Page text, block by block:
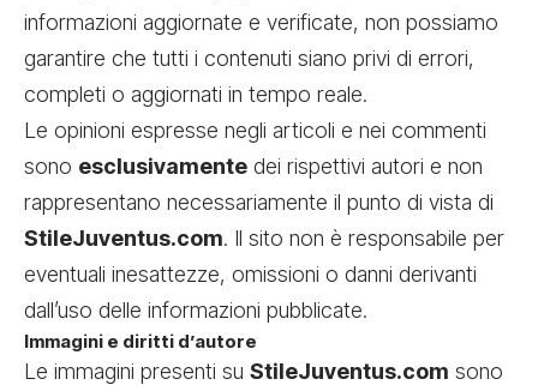
informazioni aggiornate e verificate, non possiamo
garantire che tutti i contenuti siano privi di errori,
completi o aggiornati in tempo reale.
Le opinioni espresse negli articoli e nei commenti
sono esclusivamente dei rispettivi autori e non
rappresentano necessariamente il punto di vista di
StileJuventus.com. Il sito non è responsabile per
eventuali inesattezze, omissioni o danni derivanti
dall’uso delle informazioni pubblicate.
Immagini e diritti d’autore
Le immagini presenti su StileJuventus.com sono